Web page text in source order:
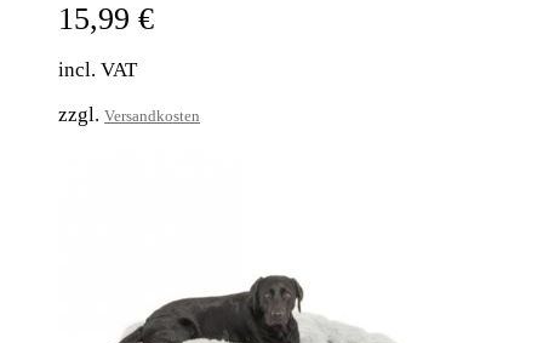
15,99 €
incl. VAT
zzgl. Versandkosten